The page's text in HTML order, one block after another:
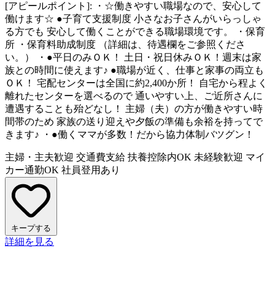
[アピールポイント]: ・☆働きやすい職場なので、安心して
働けます☆ ●子育て支援制度 小さなお子さんがいらっしゃ
る方でも 安心して働くことができる職場環境です。 ・保育
所 ・保育料助成制度 （詳細は、待遇欄をご参照くださ
い。） ・●平日のみＯＫ！ 土日・祝日休みＯＫ！週末は家
族との時間に使えます♪ ●職場が近く、仕事と家事の両立も
ＯＫ！ 宅配センターは全国に約2,400か所！ 自宅から程よく
離れたセンターを選べるので 通いやすい上、ご近所さんに
遭遇することも殆どなし！ 主婦（夫）の方が働きやすい時
間帯のため 家族の送り迎えや夕飯の準備も余裕を持ってで
きます♪ ・●働くママが多数！だから協力体制バツグン！
主婦・主夫歓迎 交通費支給 扶養控除内OK 未経験歓迎 マイ
カー通勤OK 社員登用あり
キープする
詳細を見る